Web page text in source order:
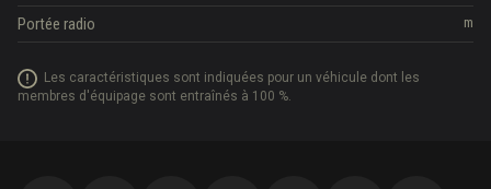
m
Portée radio
Les caractéristiques sont indiquées pour un véhicule dont les
membres d'équipage sont entraînés à 100 %.